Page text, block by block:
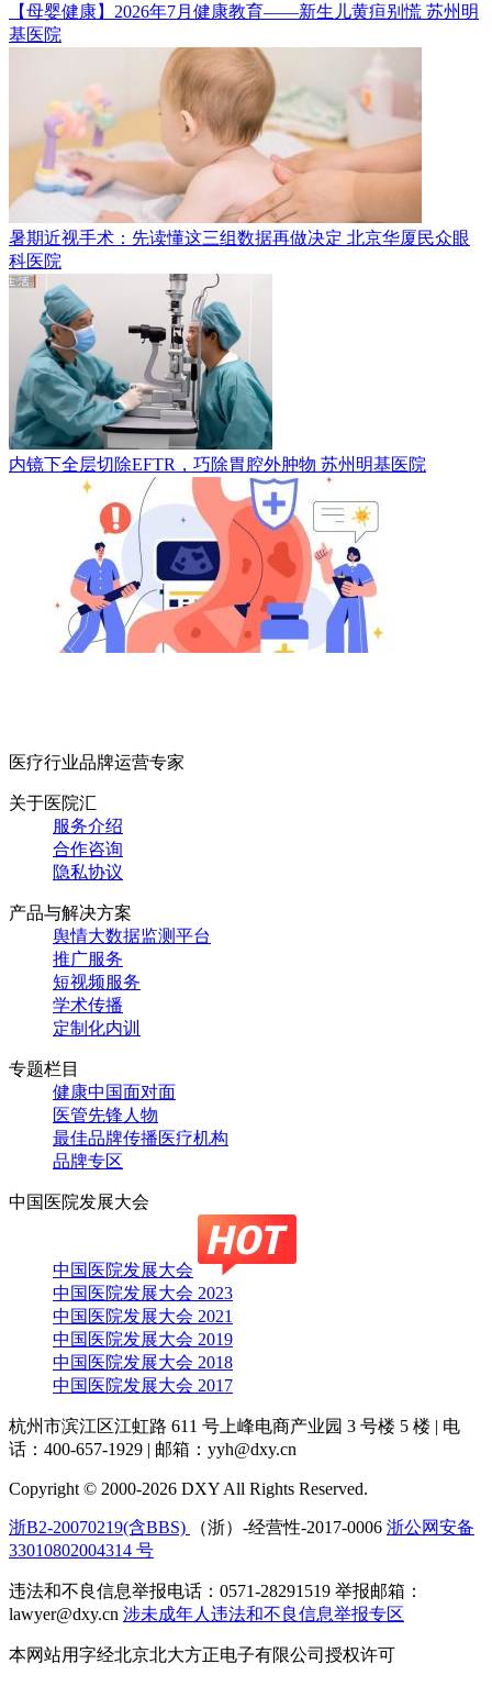
【母婴健康】2026年7月健康教育——新生儿黄疸别慌 苏州明
基医院
暑期近视手术：先读懂这三组数据再做决定 北京华厦民众眼
科医院
内镜下全层切除EFTR，巧除胃腔外肿物 苏州明基医院
医疗行业品牌运营专家
关于医院汇
服务介绍
合作咨询
隐私协议
产品与解决方案
舆情大数据监测平台
推广服务
短视频服务
学术传播
定制化内训
专题栏目
健康中国面对面
医管先锋人物
最佳品牌传播医疗机构
品牌专区
中国医院发展大会
中国医院发展大会
中国医院发展大会 2023
中国医院发展大会 2021
中国医院发展大会 2019
中国医院发展大会 2018
中国医院发展大会 2017
杭州市滨江区江虹路 611 号上峰电商产业园 3 号楼 5 楼 | 电
话：400-657-1929 | 邮箱：yyh@dxy.cn
Copyright © 2000-2026 DXY All Rights Reserved.
浙B2-20070219(含BBS) （浙）-经营性-2017-0006 浙公网安备
33010802004314 号
违法和不良信息举报电话：0571-28291519 举报邮箱：
lawyer@dxy.cn 涉未成年人违法和不良信息举报专区
本网站用字经北京北大方正电子有限公司授权许可